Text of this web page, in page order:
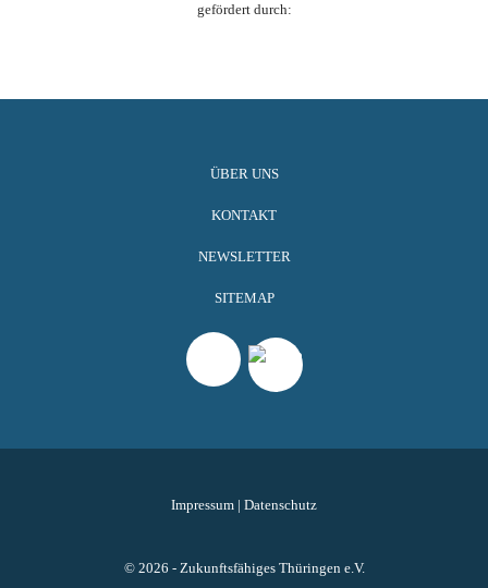
gefördert durch:
ÜBER UNS
KONTAKT
NEWSLETTER
SITEMAP
Impressum | Datenschutz
© 2026 - Zukunftsfähiges Thüringen e.V.